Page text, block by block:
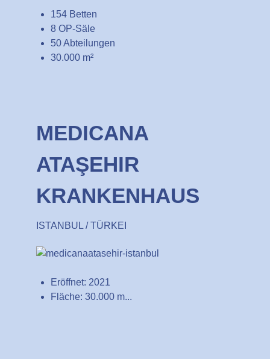
154 Betten
8 OP-Säle
50 Abteilungen
30.000 m²
MEDICANA
ATAŞEHIR
KRANKENHAUS
ISTANBUL / TÜRKEI
Eröffnet: 2021
Fläche: 30.000 m...